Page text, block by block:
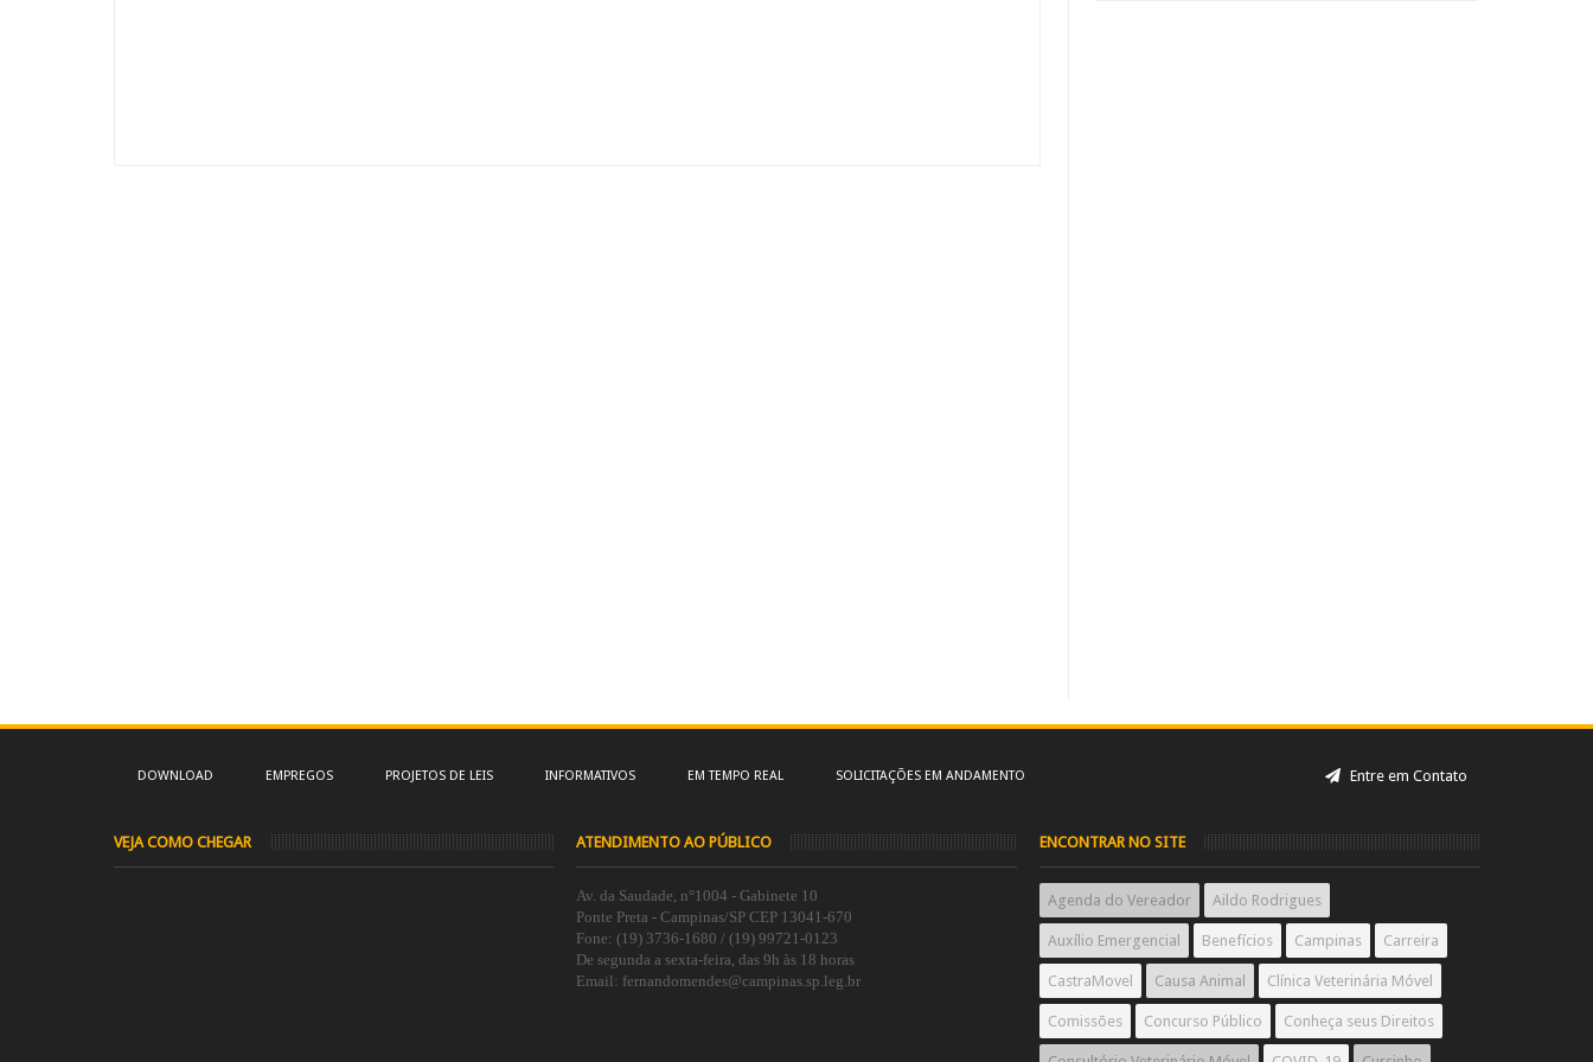
DOWNLOAD EMPREGOS PROJETOS DE LEIS INFORMATIVOS EM TEMPO REAL SOLICITAÇÕES EM ANDAMENTO Entre em Contato
VEJA COMO CHEGAR ATENDIMENTO AO PÚBLICO
Av. da Saudade, n°1004 - Gabinete 10
Ponte Preta - Campinas/SP CEP 13041-670
Fone: (19) 3736-1680 / (19) 99721-0123
De segunda a sexta-feira, das 9h às 18 horas
Email: fernandomendes@campinas.sp.leg.br
ENCONTRAR NO SITE
Agenda do Vereador Aildo Rodrigues
Auxílio Emergencial Benefícios Campinas Carreira
CastraMovel Causa Animal Clínica Veterinária Móvel
Comissões Concurso Público Conheça seus Direitos